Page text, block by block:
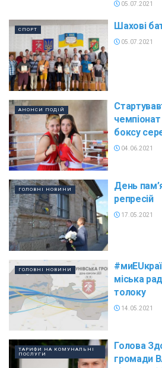
05.07.2021
СПОРТ Шахові
05.07.2021
АНОНСИ ПОДІЙ
боксу
04.06.2021
ГОЛОВНІ НОВИНИ
День
репресій
17.05.2021
ГОЛОВНІ НОВИНИ
міська
толоку
14.05.2021
ТАРИФИ НА КОМУНАЛЬНІ
ПОСЛУГИ
Голова
громади